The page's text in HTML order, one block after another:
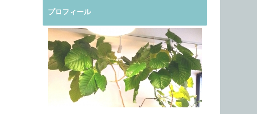
プロフィール